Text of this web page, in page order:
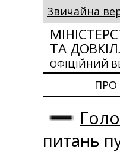
Звичайна
ТА
ОФІЦІЙНИЙ
ПРО
питань